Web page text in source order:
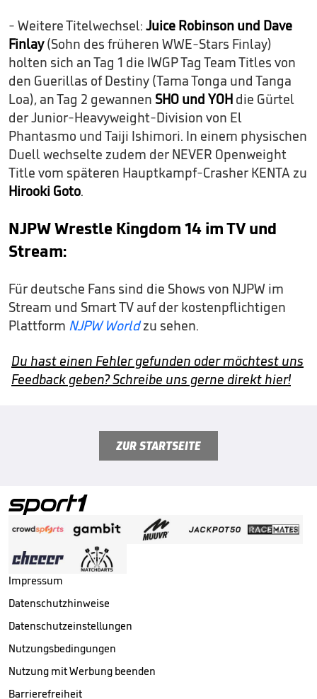
- Weitere Titelwechsel: Juice Robinson und Dave
Finlay(Sohn des früheren WWE-Stars Finlay)
holten sich an Tag 1 die IWGP Tag Team Titles von
den Guerillas of Destiny (Tama Tonga und Tanga
Loa), an Tag 2 gewannen SHO und YOH die Gürtel
der Junior-Heavyweight-Division von El
Phantasmo und Taiji Ishimori. In einem physischen
Duell wechselte zudem der NEVER Openweight
Title vom späteren Hauptkampf-Crasher KENTA zu
Hirooki Goto.
NJPW Wrestle Kingdom 14 im TV und
Stream:
Für deutsche Fans sind die Shows von NJPW im
Stream und Smart TV auf der kostenpflichtigen
Plattform NJPW Worldzu sehen.
Du hast einen Fehler gefunden oder möchtest uns
Feedback geben? Schreibe uns gerne direkt hier!
ZUR STARTSEITE
Impressum
Datenschutzhinweise
Datenschutzeinstellungen
Nutzungsbedingungen
Nutzung mit Werbung beenden
Barrierefreiheit